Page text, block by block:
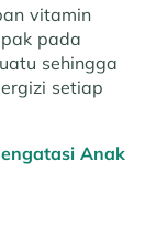
vitamin
pada
sehingga
setiap
Anak